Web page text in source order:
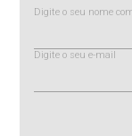
Digite o seu nome
Digite o seu e-mail